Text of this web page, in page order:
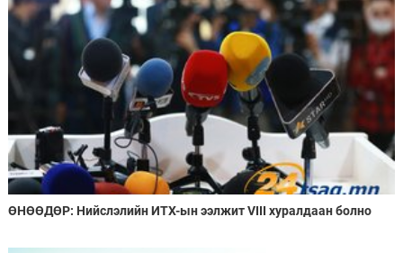
ӨНӨӨДӨР: Нийслэлийн ИТХ-ын ээлжит VIII хуралдаан болно